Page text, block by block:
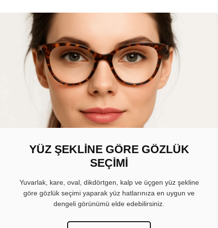
YÜZ ŞEKLİNE GÖRE GÖZLÜK
SEÇİMİ
Yuvarlak, kare, oval, dikdörtgen, kalp ve üçgen yüz şekline
göre gözlük seçimi yaparak yüz hatlarınıza en uygun ve
dengeli görünümü elde edebilirsiniz.